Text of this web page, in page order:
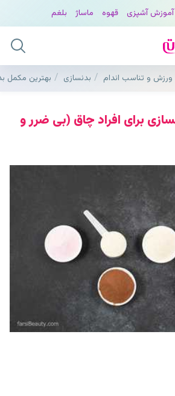
آموزش آشپزی قهوه ماساژ بلغم
ورزش و تناسب اندام بدنسازی بهترین مکمل
برای افراد چاق (بی ضرر و